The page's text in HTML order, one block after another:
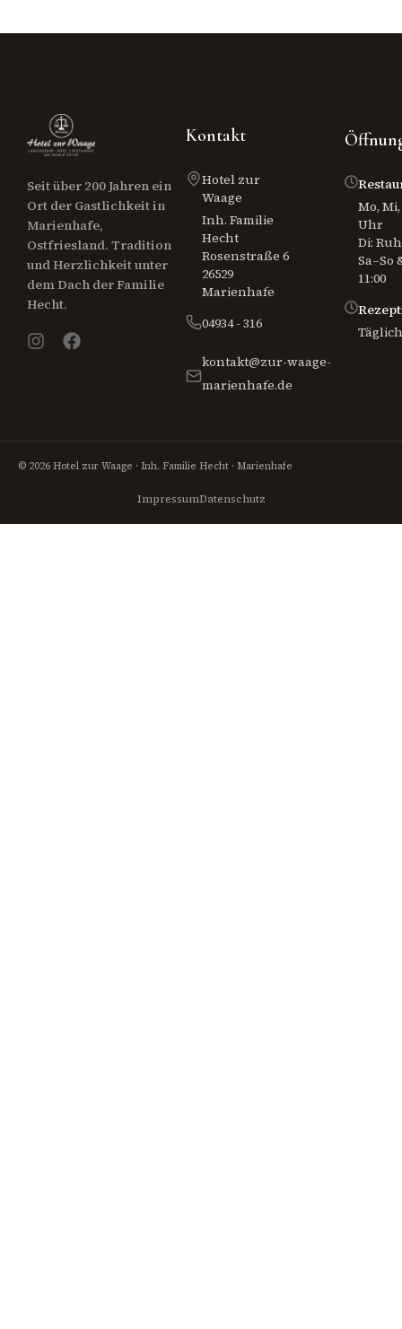
Seit über 200 Jahren ein
Ort der Gastlichkeit in
Marienhafe,
Ostfriesland. Tradition
und Herzlichkeit unter
dem Dach der Familie
Hecht.
Kontakt
Hotel zur
Waage
Inh. Familie
Hecht
Rosenstraße 6
26529
Marienhafe
04934 - 316
kontakt@zur-waage-
marienhafe.de
Mo, Mi,
Uhr
Di:
Sa–So
11:00
© 2026 Hotel zur Waage · Inh. Familie Hecht · Marienhafe
ImpressumDatenschutz